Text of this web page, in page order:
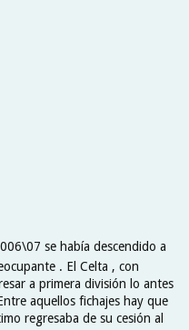
se había descendido a
. El Celta , con
a primera división lo antes
aquellos fichajes hay que
regresaba de su cesión al